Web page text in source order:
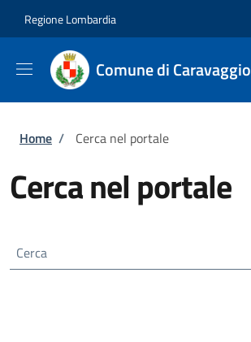
Regione Lombardia
Comune di Caravaggio
Briciole di pane
Home / Cerca nel portale
Cerca nel portale
Cerca